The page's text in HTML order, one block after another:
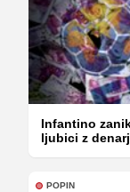
Infantino
ljubici z
POPIN